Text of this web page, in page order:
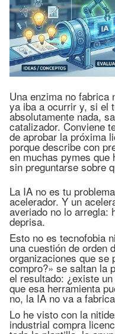
Una enzima no fabrica
ya iba a ocurrir y, si el
absolutamente nada,
catalizador. Conviene
de aprobar la próxima
porque describe con
en muchas pymes que
sin preguntarse sobre
La IA no es tu
acelerador. Y un
averiado no lo arregla:
deprisa.
Esto no es tecnofobia
una cuestión de orden
organizaciones que se
compro?» se saltan la
el resultado: ¿existe
que esa herramienta
no, la IA no va a
Lo he visto con la
industrial compra